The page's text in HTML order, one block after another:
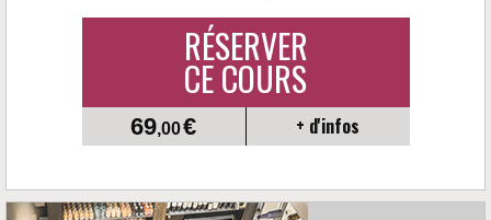
RÉSERVER
CE COURS
69,00€ + d'infos